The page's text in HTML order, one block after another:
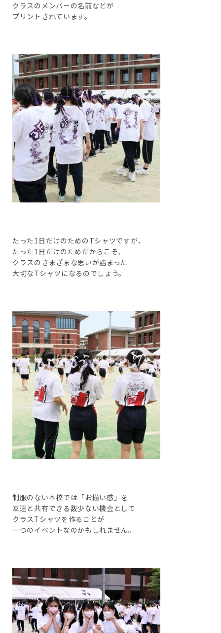
クラスのメンバーの名前などが
プリントされています。
たった1日だけのためのTシャツですが、
たった1日だけのためだからこそ、
クラスのさまざまな思いが詰まった
大切なTシャツになるのでしょう。
制服のない本校では「お揃い感」を
友達と共有できる数少ない機会として
クラスTシャツを作ることが
一つのイベントなのかもしれません。